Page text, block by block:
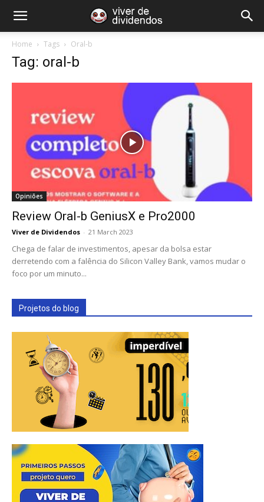
Home Tags Oral-b
Tag: oral-b
Opiniões
Review Oral-b GeniusX e Pro2000
Viver de Dividendos - 21 March 2023
Chega de falar de investimentos, apesar da bolsa estar
derretendo com a falência do Silicon Valley Bank, vamos mudar o
foco por um minuto...
Projetos do blog